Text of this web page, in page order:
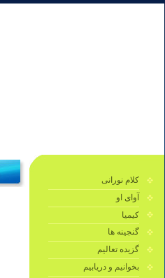
کلام نورانی
آوای او
کیمیا
گنجینه ها
گزیده تعالیم
بخوانیم و دریابیم